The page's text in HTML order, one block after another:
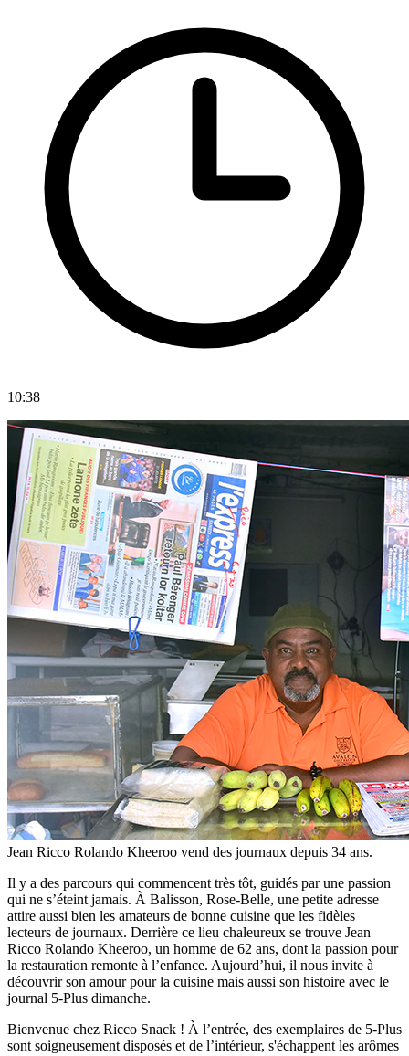
10:38
Jean Ricco Rolando Kheeroo vend des journaux depuis 34 ans.
Il y a des parcours qui commencent très tôt, guidés par une passion
qui ne s’éteint jamais. À Balisson, Rose-Belle, une petite adresse
attire aussi bien les amateurs de bonne cuisine que les fidèles
lecteurs de journaux. Derrière ce lieu chaleureux se trouve Jean
Ricco Rolando Kheeroo, un homme de 62 ans, dont la passion pour
la restauration remonte à l’enfance. Aujourd’hui, il nous invite à
découvrir son amour pour la cuisine mais aussi son histoire avec le
journal 5-Plus dimanche.
Bienvenue chez Ricco Snack ! À l’entrée, des exemplaires de 5-Plus
sont soigneusement disposés et de l’intérieur, s'échappent les arômes